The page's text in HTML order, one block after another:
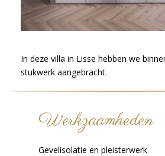
In deze villa in Lisse hebben we
stukwerk aangebracht.
Werkzaamheden
Gevelisolatie en pleisterwerk